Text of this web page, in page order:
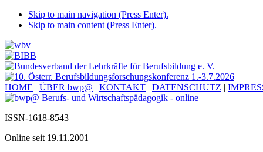
Skip to main navigation (Press Enter).
Skip to main content (Press Enter).
HOME | ÜBER bwp@ | KONTAKT | DATENSCHUTZ |
ISSN-1618-8543
Online seit 19.11.2001